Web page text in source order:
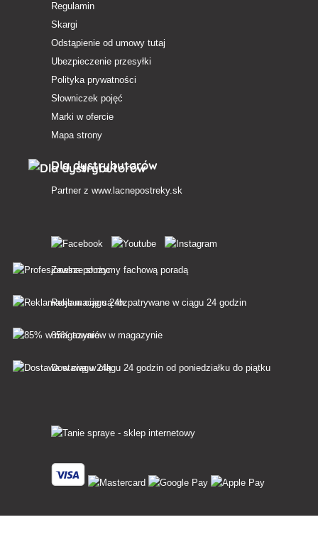
Regulamin
Skargi
Odstąpienie od umowy tutaj
Ubezpieczenie przesyłki
Polityka prywatności
Słowniczek pojęć
Marki w ofercie
Mapa strony
Dla dystrybutorów
Partner z www.lacnepostreky.sk
Zawsze służymy fachową poradą
Reklamacje są rozpatrywane w ciągu 24 godzin
85% towarów w magazynie
Dostawa w ciągu 24 godzin od poniedziałku do piątku